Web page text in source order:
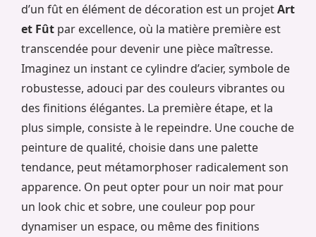
d’un fût en élément de décoration est un projetArt
et Fût par excellence, où la matière première est
transcendée pour devenir une pièce maîtresse.
Imaginez un instant ce cylindre d’acier, symbole de
robustesse, adouci par des couleurs vibrantes ou
des finitions élégantes. La première étape, et la
plus simple, consiste à le repeindre. Une couche de
peinture de qualité, choisie dans une palette
tendance, peut métamorphoser radicalement son
apparence. On peut opter pour un noir mat pour
un look chic et sobre, une couleur pop pour
dynamiser un espace, ou même des finitions